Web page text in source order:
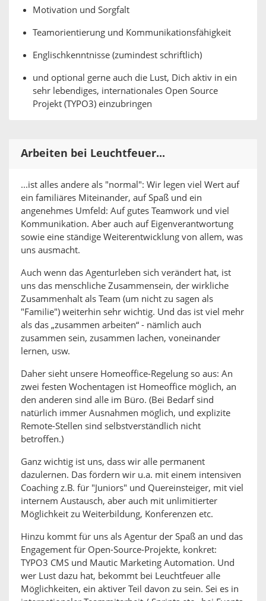
Motivation und Sorgfalt
Teamorientierung und Kommunikationsfähigkeit
Englischkenntnisse (zumindest schriftlich)
und optional gerne auch die Lust, Dich aktiv in ein
sehr lebendiges, internationales Open Source
Projekt (TYPO3) einzubringen
Arbeiten bei Leuchtfeuer...
...ist alles andere als "normal": Wir legen viel Wert auf
ein familiäres Miteinander, auf Spaß und ein
angenehmes Umfeld: Auf gutes Teamwork und viel
Kommunikation. Aber auch auf Eigenverantwortung
sowie eine ständige Weiterentwicklung von allem, was
uns ausmacht.
Auch wenn das Agenturleben sich verändert hat, ist
uns das menschliche Zusammensein, der wirkliche
Zusammenhalt als Team (um nicht zu sagen als
"Familie") weiterhin sehr wichtig. Und das ist viel mehr
als das „zusammen arbeiten“ - nämlich auch
zusammen sein, zusammen lachen, voneinander
lernen, usw.
Daher sieht unsere Homeoffice-Regelung so aus: An
zwei festen Wochentagen ist Homeoffice möglich, an
den anderen sind alle im Büro. (Bei Bedarf sind
natürlich immer Ausnahmen möglich, und explizite
Remote-Stellen sind selbstverständlich nicht
betroffen.)
Ganz wichtig ist uns, dass wir alle permanent
dazulernen. Das fördern wir u.a. mit einem intensiven
Coaching z.B. für "Juniors" und Quereinsteiger, mit viel
internem Austausch, aber auch mit unlimitierter
Möglichkeit zu Weiterbildung, Konferenzen etc.
Hinzu kommt für uns als Agentur der Spaß an und das
Engagement für Open-Source-Projekte, konkret:
TYPO3 CMS und Mautic Marketing Automation. Und
wer Lust dazu hat, bekommt bei Leuchtfeuer alle
Möglichkeiten, ein aktiver Teil davon zu sein. Sei es in